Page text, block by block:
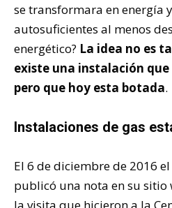
se transformara en energía
autosuficientes al menos
energético? La idea no es
existe una instalación
pero que hoy esta botada.
Instalaciones de gas
El 6 de diciembre de 2016 el
publicó una nota en su
la visita que hicieron a la